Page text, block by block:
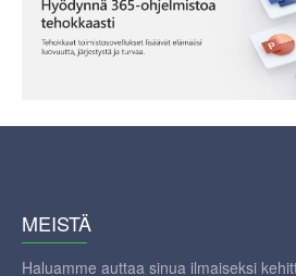
MEISTÄ
Haluamme auttaa sinua ilmaiseksi